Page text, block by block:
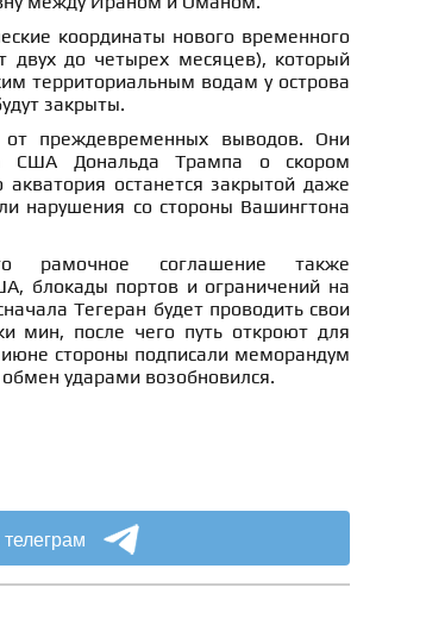
координаты нового временного
двух до четырех месяцев), который
территориальным водам у острова
закрыты.
от преждевременных выводов. Они
США Дональда Трампа о скором
останется закрытой даже
нарушения со стороны Вашингтона
рамочное соглашение также
блокады портов и ограничений на
Тегеран будет проводить свои
мин, после чего путь откроют для
июне стороны подписали меморандум
ударами возобновился.